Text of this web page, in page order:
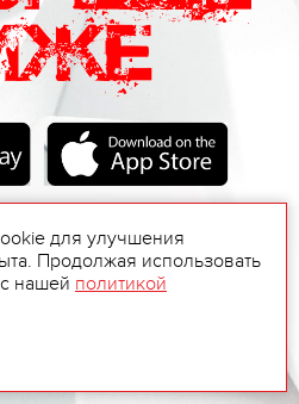
для улучшения
Продолжая использовать
нашей политикой